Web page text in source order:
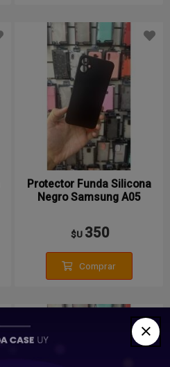
Protector Funda Silicona
Negro Samsung A05
$U 350
Comprar